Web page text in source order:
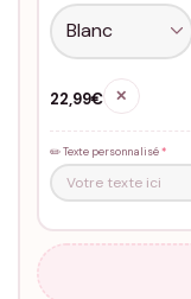
22,99€ ✕
✏️ Texte personnalisé*